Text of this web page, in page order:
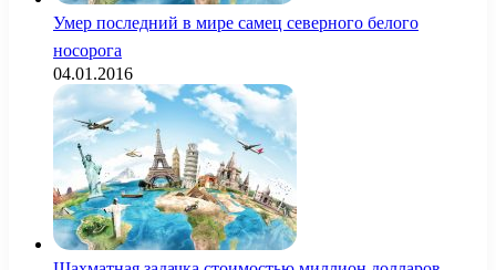
Умер последний в мире самец северного белого
носорога
04.01.2016